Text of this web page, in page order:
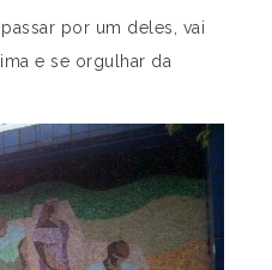
por um deles, vai
e se orgulhar da